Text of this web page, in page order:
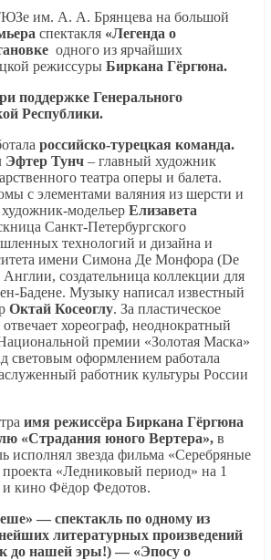
им. А. А. Брянцева на большой
спектакля «Легенда о
одного из ярчайших
режиссуры Биркана Гёргюна.
поддержке Генерального
Республики.
российско-турецкая команда.
Эфтер Тунч – главный художник
театра оперы и балета.
с элементами валяния из шерсти и
модельер Елизавета
Санкт-Петербургского
технологий и дизайна и
имени Симона Де Монфора (De
создательница коллекции для
Бадене. Музыку написал известный
Октай Косеоглу. За пластическое
хореограф, неоднократный
премии «Золотая Маска»
световым оформлением работала
работник культуры России
имя режиссёра Биркана Гёргюна
«Страдания юного Вертера», в
исполнял звезда фильма «Серебряные
«Ледниковый период» на 1
и кино Фёдор Федотов.
— спектакль по одному из
литературных произведений
до нашей эры!) — «Эпосу о